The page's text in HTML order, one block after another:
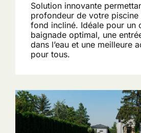
Solution innovante
profondeur de votre piscine
fond incliné. Idéale pour un
baignade optimal, une
dans l’eau et une meilleure
pour tous.